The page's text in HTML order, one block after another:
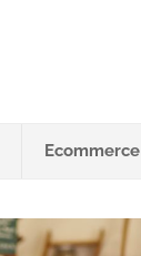
Ecommerce